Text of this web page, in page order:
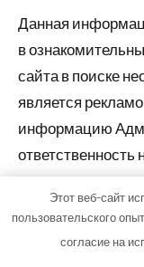
Данная
в
сайта в поиске
является
информацию
ответственность
Тема WordPress:
Этот веб-сайт
пользовательского
согласие на